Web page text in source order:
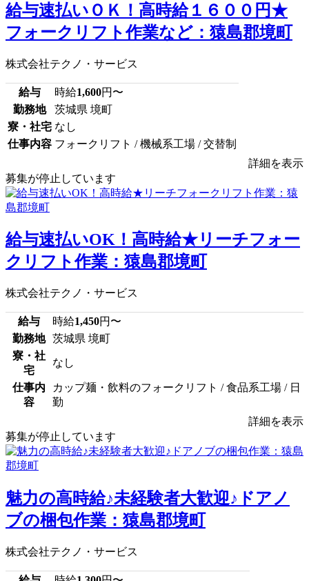
給与速払いＯＫ！高時給１６００円★
フォークリフト作業など：猿島郡境町
株式会社テクノ・サービス
給与 時給1,600円〜
勤務地
茨城県 境町
寮・社宅 なし
仕事内容 フォークリフト / 機械系工場 / 交替制
詳細を表示
募集が停止しています
給与速払いOK！高時給★リーチフォー
クリフト作業：猿島郡境町
株式会社テクノ・サービス
給与 時給1,450円〜
勤務地
茨城県 境町
寮・社
宅
なし
仕事内
容
カップ麺・飲料のフォークリフト / 食品系工場 / 日
勤
詳細を表示
募集が停止しています
魅力の高時給♪未経験者大歓迎♪ドアノ
ブの梱包作業：猿島郡境町
株式会社テクノ・サービス